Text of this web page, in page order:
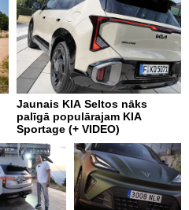
Jaunais KIA Seltos nāks
palīgā populārajam KIA
Sportage (+ VIDEO)